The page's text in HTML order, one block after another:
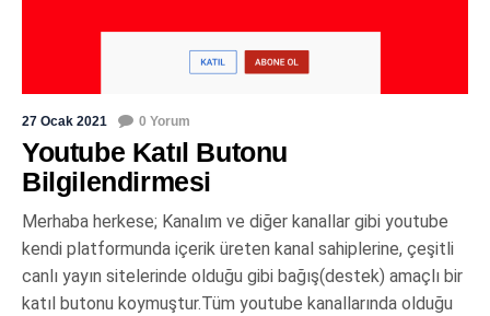
27 Ocak 2021 0 Yorum
Youtube Katıl Butonu
Bilgilendirmesi
Merhaba herkese; Kanalım ve diğer kanallar gibi youtube
kendi platformunda içerik üreten kanal sahiplerine, çeşitli
canlı yayın sitelerinde olduğu gibi bağış(destek) amaçlı bir
katıl butonu koymuştur.Tüm youtube kanallarında olduğu